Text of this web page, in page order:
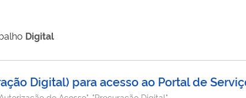
Digital
Digital) para acesso ao Portal de